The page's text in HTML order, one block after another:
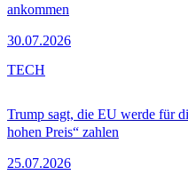
ankommen
30.07.2026
Trump sagt, die EU werde für
hohen Preis“ zahlen
25.07.2026
TECH